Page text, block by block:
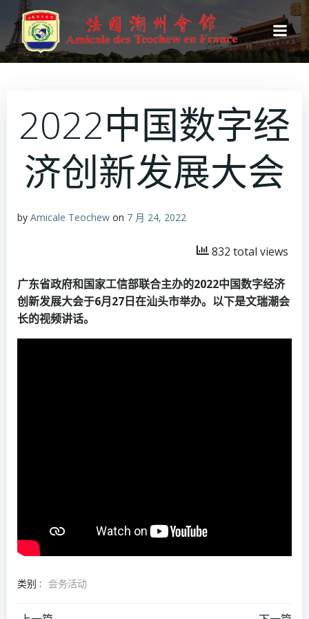
转
到
内
2022中国数字经
济创新发展大会
by Amicale Teochew on 7 月 24, 2022
832 total views
广东省政府和国家工信部联合主办的2022中国数字经济
创新发展大会于6月27日在汕头市举办。以下是文瑞潮会
长的视频讲话。
类别 : 会务活动